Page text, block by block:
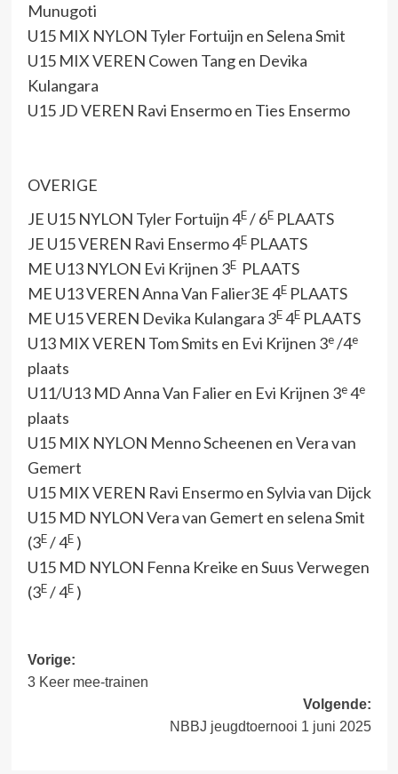
Munugoti
U15 MIX NYLON Tyler Fortuijn en Selena Smit
U15 MIX VEREN Cowen Tang en Devika
Kulangara
U15 JD VEREN Ravi Ensermo en Ties Ensermo
OVERIGE
JE U15 NYLON Tyler Fortuijn 4E/ 6EPLAATS
JE U15 VEREN Ravi Ensermo 4EPLAATS
ME U13 NYLON Evi Krijnen 3EPLAATS
ME U13 VEREN Anna Van Falier3E 4EPLAATS
ME U15 VEREN Devika Kulangara 3E4EPLAATS
U13 MIX VEREN Tom Smits en Evi Krijnen 3e/4e
plaats
U11/U13 MD Anna Van Falier en Evi Krijnen 3e4e
plaats
U15 MIX NYLON Menno Scheenen en Vera van
Gemert
U15 MIX VEREN Ravi Ensermo en Sylvia van Dijck
U15 MD NYLON Vera van Gemert en selena Smit
(3E/ 4E)
U15 MD NYLON Fenna Kreike en Suus Verwegen
(3E/ 4E)
Bericht
navigatie
Vorige:
3 Keer mee-trainen
Volgende:
NBBJ jeugdtoernooi 1 juni 2025